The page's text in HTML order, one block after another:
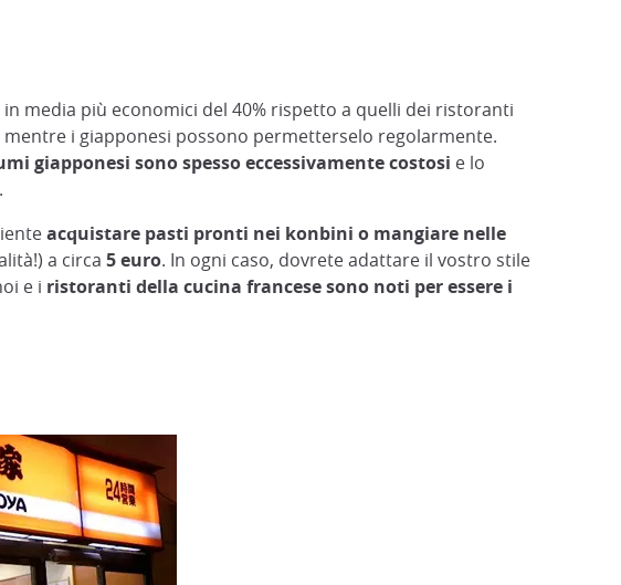
media più economici del 40% rispetto a quelli dei ristoranti
i giapponesi possono permetterselo regolarmente.
giapponesi sono spesso eccessivamente costosi e lo
acquistare pasti pronti nei konbini o mangiare nelle
a circa 5 euro. In ogni caso, dovrete adattare il vostro stile
e i ristoranti della cucina francese sono noti per essere i